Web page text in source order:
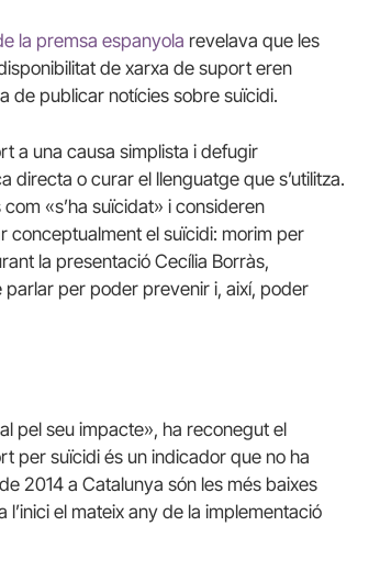
la premsa espanyola revelava que les
de xarxa de suport eren
de publicar notícies sobre suïcidi.
a una causa simplista i defugir
directa o curar el llenguatge que s’utilitza.
«s’ha suïcidat» i consideren
conceptualment el suïcidi: morim per
la presentació Cecília Borràs,
parlar per poder prevenir i, així, poder
pel seu impacte», ha reconegut el
per suïcidi és un indicador que no ha
2014 a Catalunya són les més baixes
el mateix any de la implementació